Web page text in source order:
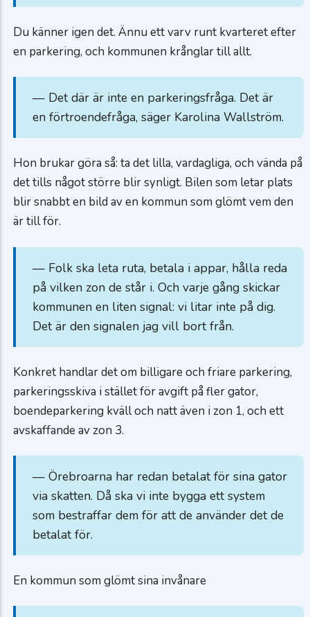
Du känner igen det. Ännu ett varv runt kvarteret efter
en parkering, och kommunen krånglar till allt.
— Det där är inte en parkeringsfråga. Det är
en förtroendefråga, säger Karolina Wallström.
Hon brukar göra så: ta det lilla, vardagliga, och vända på
det tills något större blir synligt. Bilen som letar plats
blir snabbt en bild av en kommun som glömt vem den
är till för.
— Folk ska leta ruta, betala i appar, hålla reda
på vilken zon de står i. Och varje gång skickar
kommunen en liten signal: vi litar inte på dig.
Det är den signalen jag vill bort från.
Konkret handlar det om billigare och friare parkering,
parkeringsskiva i stället för avgift på fler gator,
boendeparkering kväll och natt även i zon 1, och ett
avskaffande av zon 3.
— Örebroarna har redan betalat för sina gator
via skatten. Då ska vi inte bygga ett system
som bestraffar dem för att de använder det de
betalat för.
En kommun som glömt sina invånare